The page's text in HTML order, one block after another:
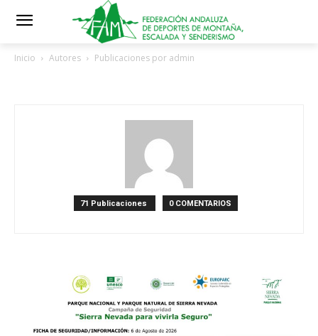
Inicio Autores Publicaciones por admin
71 Publicaciones 0 COMENTARIOS